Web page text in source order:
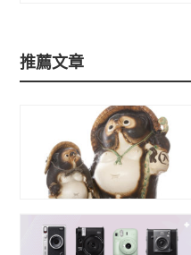
推薦文章